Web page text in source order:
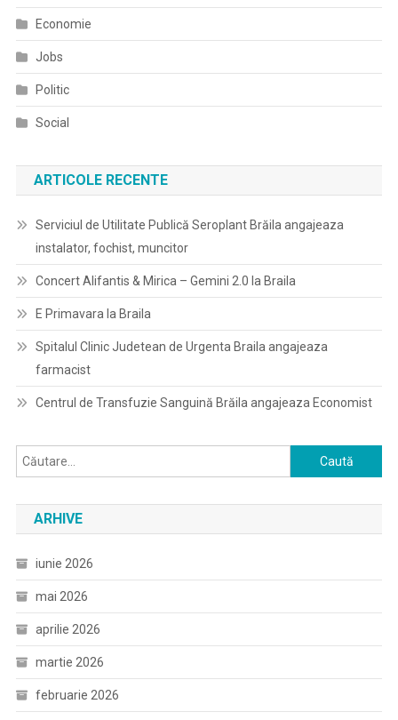
Economie
Jobs
Politic
Social
ARTICOLE RECENTE
Serviciul de Utilitate Publică Seroplant Brăila angajeaza
instalator, fochist, muncitor
Concert Alifantis & Mirica – Gemini 2.0 la Braila
E Primavara la Braila
Spitalul Clinic Judetean de Urgenta Braila angajeaza
farmacist
Centrul de Transfuzie Sanguină Brăila angajeaza Economist
Caută
după:
ARHIVE
iunie 2026
mai 2026
aprilie 2026
martie 2026
februarie 2026